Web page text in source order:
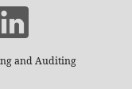
and Auditing